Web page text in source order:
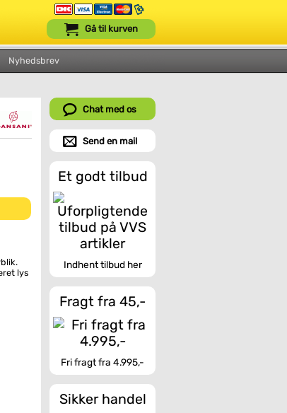
Nyhedsbrev
Gå til kurven
lys
Chat med os
Send en mail
Et godt tilbud
Indhent tilbud her
Fragt fra 45,-
Fri fragt fra 4.995,-
Sikker handel